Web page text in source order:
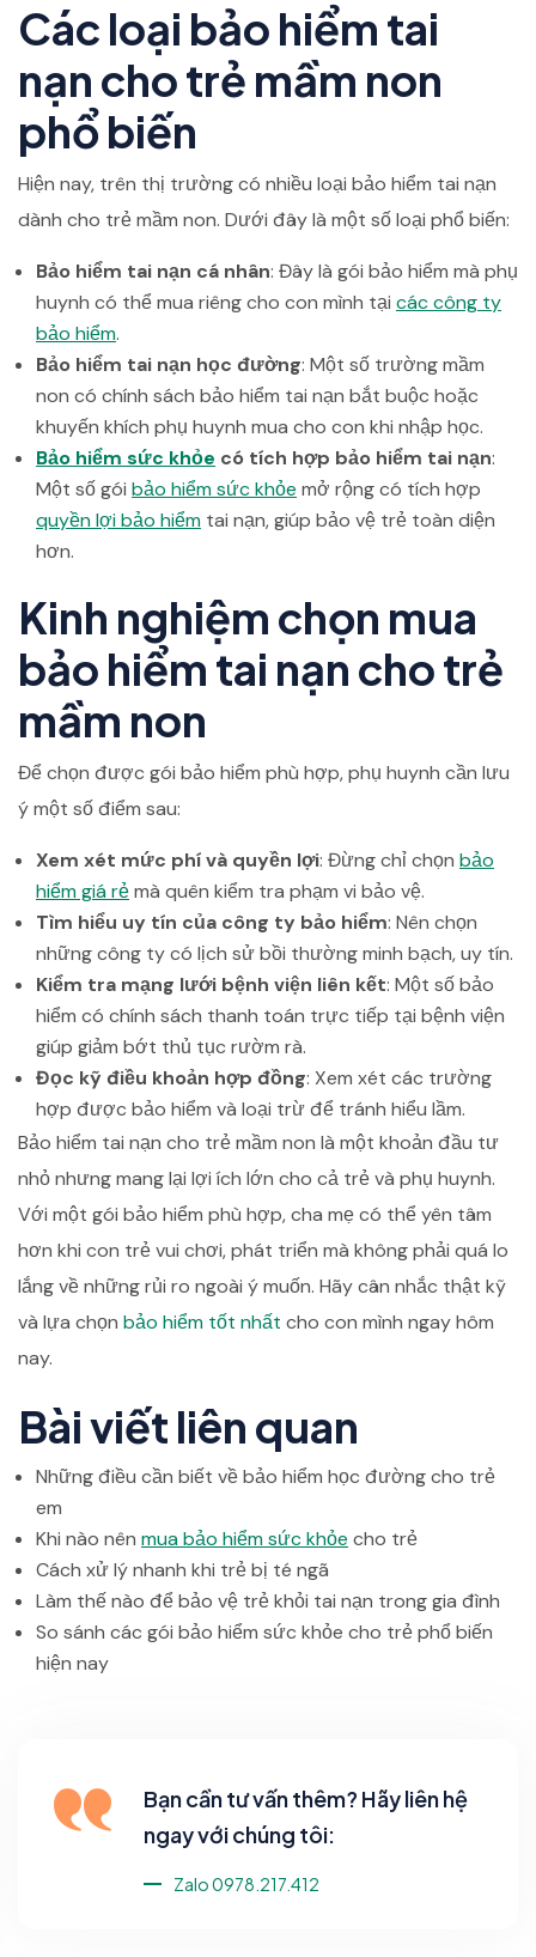
Các loại bảo hiểm tai
nạn cho trẻ mầm non
phổ biến
Hiện nay, trên thị trường có nhiều loại bảo hiểm tai nạn
dành cho trẻ mầm non. Dưới đây là một số loại phổ biến:
Bảo hiểm tai nạn cá nhân: Đây là gói bảo hiểm mà phụ
huynh có thể mua riêng cho con mình tại các công ty
bảo hiểm.
Bảo hiểm tai nạn học đường: Một số trường mầm
non có chính sách bảo hiểm tai nạn bắt buộc hoặc
khuyến khích phụ huynh mua cho con khi nhập học.
Bảo hiểm sức khỏe có tích hợp bảo hiểm tai nạn:
Một số gói bảo hiểm sức khỏe mở rộng có tích hợp
quyền lợi bảo hiểm tai nạn, giúp bảo vệ trẻ toàn diện
hơn.
Kinh nghiệm chọn mua
bảo hiểm tai nạn cho trẻ
mầm non
Để chọn được gói bảo hiểm phù hợp, phụ huynh cần lưu
ý một số điểm sau:
Xem xét mức phí và quyền lợi: Đừng chỉ chọn bảo
hiểm giá rẻmà quên kiểm tra phạm vi bảo vệ.
Tìm hiểu uy tín của công ty bảo hiểm: Nên chọn
những công ty có lịch sử bồi thường minh bạch, uy tín.
Kiểm tra mạng lưới bệnh viện liên kết: Một số bảo
hiểm có chính sách thanh toán trực tiếp tại bệnh viện
giúp giảm bớt thủ tục rườm rà.
Đọc kỹ điều khoản hợp đồng: Xem xét các trường
hợp được bảo hiểm và loại trừ để tránh hiểu lầm.
Bảo hiểm tai nạn cho trẻ mầm non là một khoản đầu tư
nhỏ nhưng mang lại lợi ích lớn cho cả trẻ và phụ huynh.
Với một gói bảo hiểm phù hợp, cha mẹ có thể yên tâm
hơn khi con trẻ vui chơi, phát triển mà không phải quá lo
lắng về những rủi ro ngoài ý muốn. Hãy cân nhắc thật kỹ
và lựa chọn bảo hiểm tốt nhất cho con mình ngay hôm
nay.
Bài viết liên quan
Những điều cần biết về bảo hiểm học đường cho trẻ
em
Khi nào nên mua bảo hiểm sức khỏe cho trẻ
Cách xử lý nhanh khi trẻ bị té ngã
Làm thế nào để bảo vệ trẻ khỏi tai nạn trong gia đình
So sánh các gói bảo hiểm sức khỏe cho trẻ phổ biến
hiện nay
Bạn cần tư vấn thêm? Hãy liên hệ
ngay với chúng tôi:
Zalo 0978.217.412